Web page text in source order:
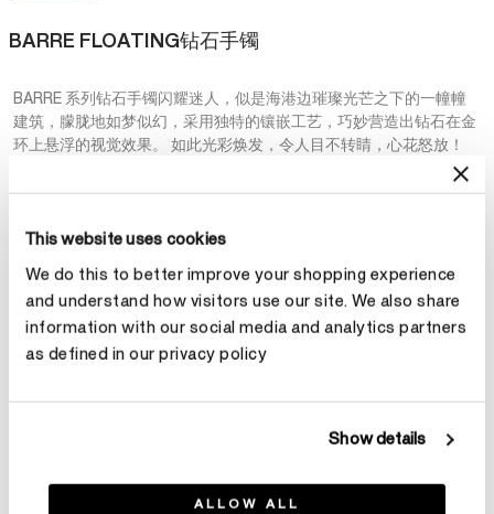
This website uses cookies
We do this to better improve your shopping experience
and understand how visitors use our site. We also share
information with our social media and analytics partners
as defined in our privacy policy
Show details
ALLOW ALL
BARRE FLOATING钻石手镯
BARRE 系列钻石手镯闪耀迷人，似是海港边璀璨光芒之下的一幢幢
建筑，朦胧地如梦似幻，采用独特的镶嵌工艺，巧妙营造出钻石在金
环上悬浮的视觉效果。 如此光彩焕发，令人目不转睛，心花怒放！
¥82,000
材质
选择 材质
尺寸 戒指尺寸指南